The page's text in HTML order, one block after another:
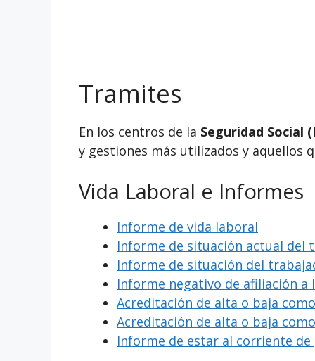
Tramites
En los centros de la Seguridad Social
y gestiones más utilizados y aquellos
Vida Laboral e Informes
Informe de vida laboral
Informe de situación actual del
Informe de situación del
Informe negativo de afiliación a
Acreditación de alta o baja
Acreditación de alta o baja
Informe de estar al corriente de